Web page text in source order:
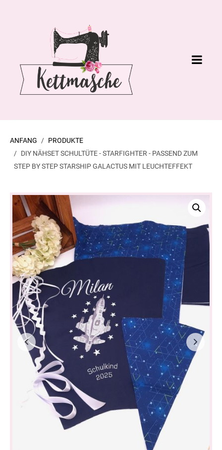
ANFANG
PRODUKTE
DIY NÄHSET SCHULTÜTE - STARFIGHTER - PASSEND ZUM
STEP BY STEP STARSHIP GALACTUS MIT LEUCHTEFFEKT